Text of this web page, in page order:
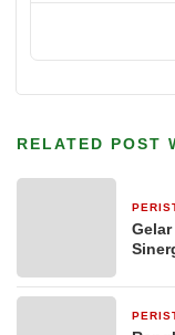
RELATED POST